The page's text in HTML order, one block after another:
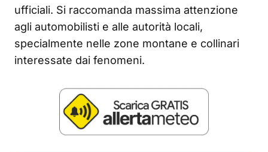
ufficiali. Si raccomanda massima attenzione
agli automobilisti e alle autorità locali,
specialmente nelle zone montane e collinari
interessate dai fenomeni.